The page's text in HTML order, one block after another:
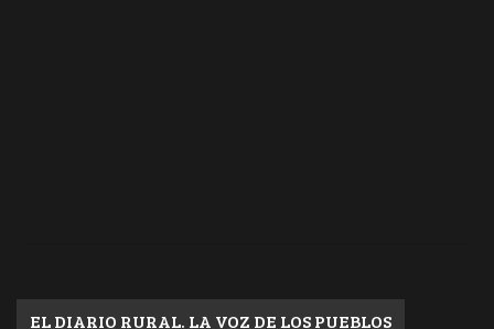
EL DIARIO RURAL. LA VOZ DE LOS PUEBLOS